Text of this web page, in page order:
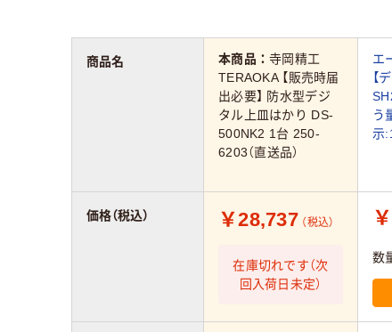
本商品：寺岡精工
TERAOKA 【販売時届
出必要】 防水型デジ
タル上皿はかり DS-
500NK2 1台 250-
6203（直送品）
エ
【
う
示
￥28,737 （税込）
在庫切れです（次
回入荷日未定）
数
商品名
価格（税込）